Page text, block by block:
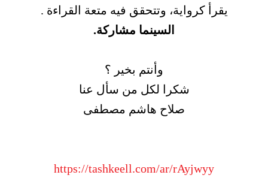
يقرأ كرواية، وتتحقق فيه متعة القراءة .
السينما مشاركة.
وأنتم بخير ؟
شكرا لكل من سأل عنا
صلاح هاشم مصطفى
https://tashkeell.com/ar/rAyjwyy